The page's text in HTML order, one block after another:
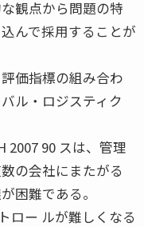
観点から問題の特
んで採用することが
価指標の組み合わ
ル・ロジスティク
2007 90 スは、管理
の会社にまたがる
困難である。
ロー ルが難しくなる